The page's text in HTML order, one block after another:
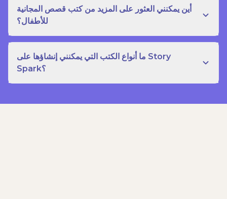
أين يمكنني العثور على المزيد من كتب قصص المجانية
للأطفال؟
ما أنواع الكتب التي يمكنني إنشاؤها على Story
Spark؟